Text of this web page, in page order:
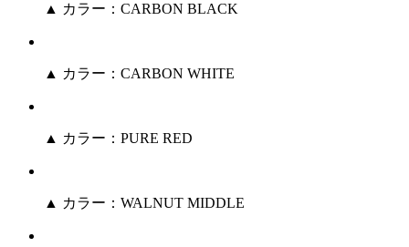
▲ カラー：CARBON BLACK
▲ カラー：CARBON WHITE
▲ カラー：PURE RED
▲ カラー：WALNUT MIDDLE